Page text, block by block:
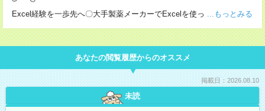
Excel経験を一歩先へ〇大手製薬メーカーでExcelを使っ ...もっとみる
あなたの閲覧履歴からのオススメ
掲載日：2026.08.10
未読